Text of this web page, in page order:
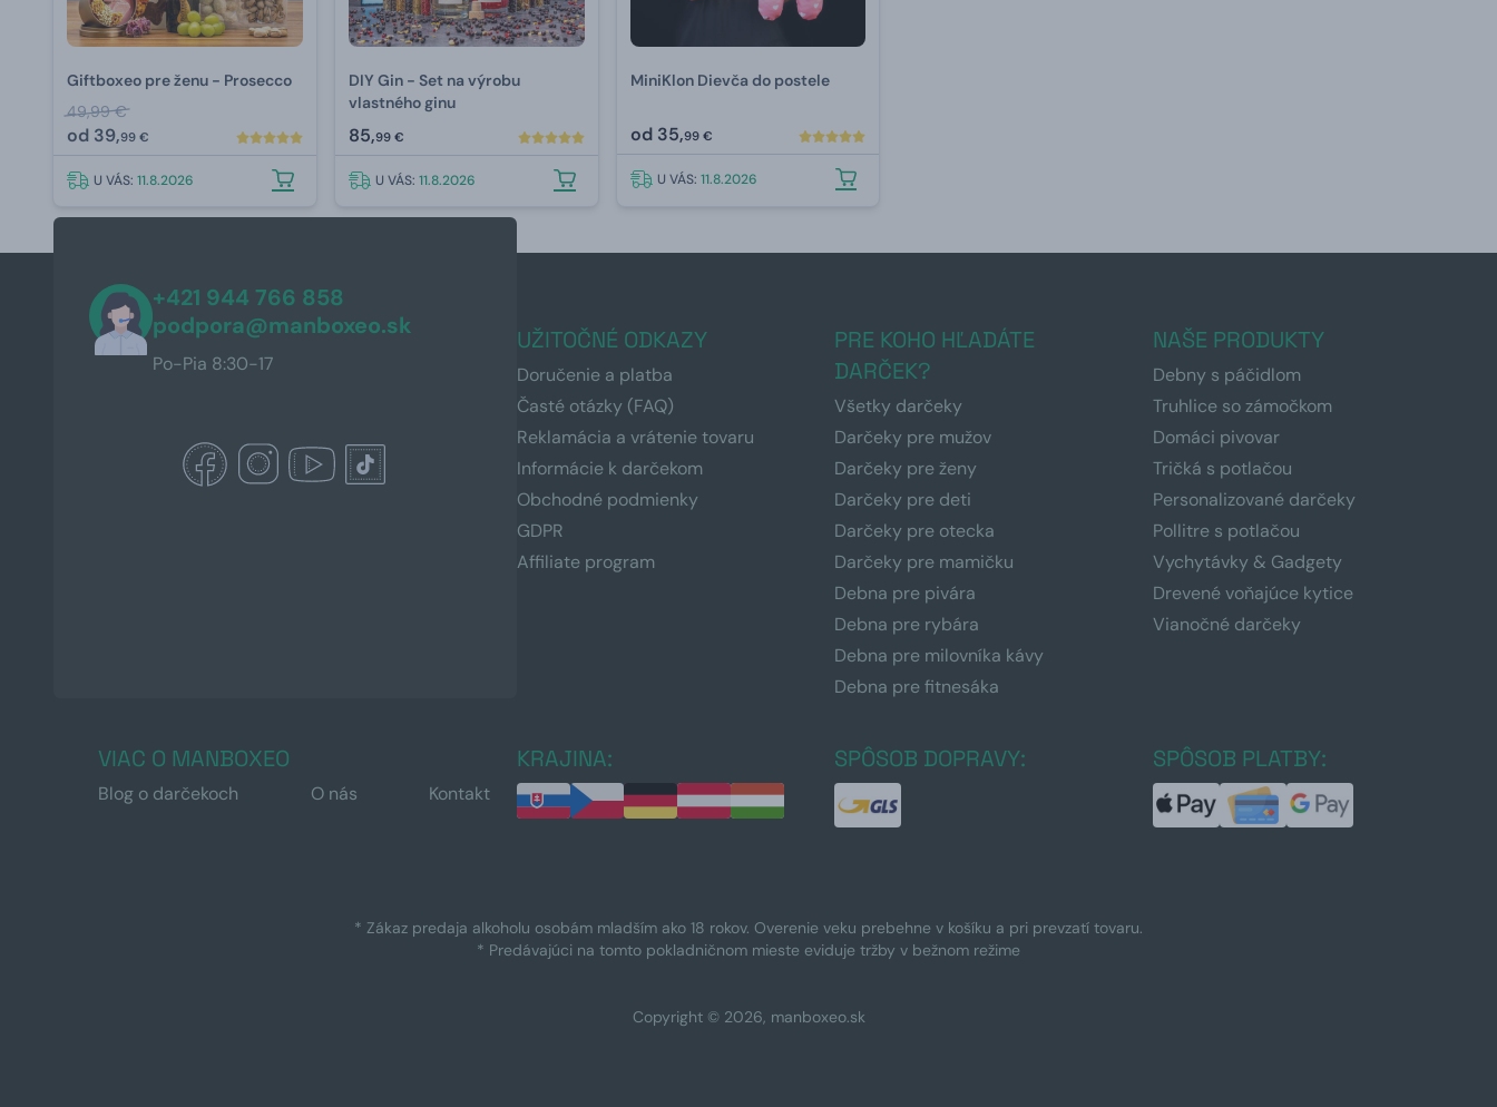
Giftboxeo pre ženu - Prosecco
49,99 €
od 39,99 €
U VÁS: 11.8.2026
DIY Gin - Set na výrobu
vlastného ginu
85,99 €
U VÁS: 11.8.2026
MiniKlon Dievča do postele
od 35,99 €
U VÁS: 11.8.2026
+421 944 766 858
podpora@manboxeo.sk
Po-Pia 8:30-17
UŽITOČNÉ ODKAZY
Doručenie a platba
Časté otázky (FAQ)
Reklamácia a vrátenie tovaru
Informácie k darčekom
Obchodné podmienky
GDPR
Affiliate program
PRE KOHO HĽADÁTE
DARČEK?
Všetky darčeky
Darčeky pre mužov
Darčeky pre ženy
Darčeky pre deti
Darčeky pre otecka
Darčeky pre mamičku
Debna pre pivára
Debna pre rybára
Debna pre milovníka kávy
Debna pre fitnesáka
NAŠE PRODUKTY
Debny s páčidlom
Truhlice so zámočkom
Domáci pivovar
Tričká s potlačou
Personalizované darčeky
Pollitre s potlačou
Vychytávky & Gadgety
Drevené voňajúce kytice
Vianočné darčeky
VIAC O MANBOXEO
Blog o darčekoch O nás Kontakt
KRAJINA: SPÔSOB DOPRAVY: SPÔSOB PLATBY:
* Zákaz predaja alkoholu osobám mladším ako 18 rokov. Overenie veku prebehne v košíku a pri prevzatí tovaru.
* Predávajúci na tomto pokladničnom mieste eviduje tržby v bežnom režime
Copyright © 2026, manboxeo.sk